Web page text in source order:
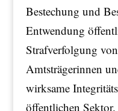
Bestechung und
Entwendung
Strafverfolgung
Amtsträgerinnen
wirksame
öffentlichen